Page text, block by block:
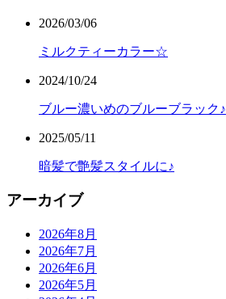
2026/03/06
ミルクティーカラー☆
2024/10/24
ブルー濃いめのブルーブラック♪
2025/05/11
暗髪で艶髪スタイルに♪
アーカイブ
2026年8月
2026年7月
2026年6月
2026年5月